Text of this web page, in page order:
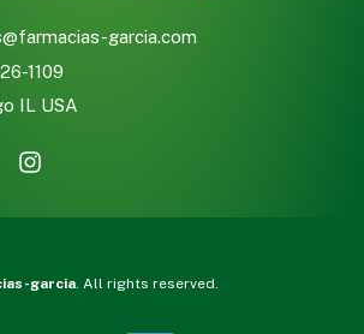
garcia.com
1109
IL USA
garcia . All rights reserved.